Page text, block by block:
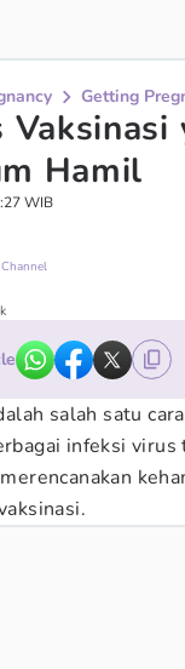
Getting
Hamil
WIB
Channel
salah satu
infeksi